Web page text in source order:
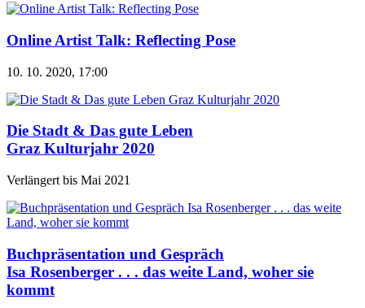
Online Artist Talk: Reflecting Pose
10. 10. 2020, 17:00
Die Stadt & Das gute Leben
Graz Kulturjahr 2020
Verlängert bis Mai 2021
Buchpräsentation und Gespräch
Isa Rosenberger . . . das weite Land, woher sie
kommt